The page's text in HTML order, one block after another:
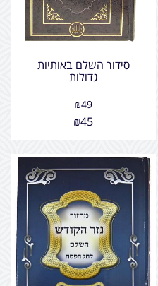
סידור השלם באותיות
גדולות
₪49
₪45